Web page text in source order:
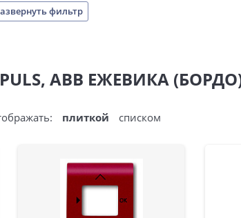
фильтр
ABB ЕЖЕВИКА
плиткой списком